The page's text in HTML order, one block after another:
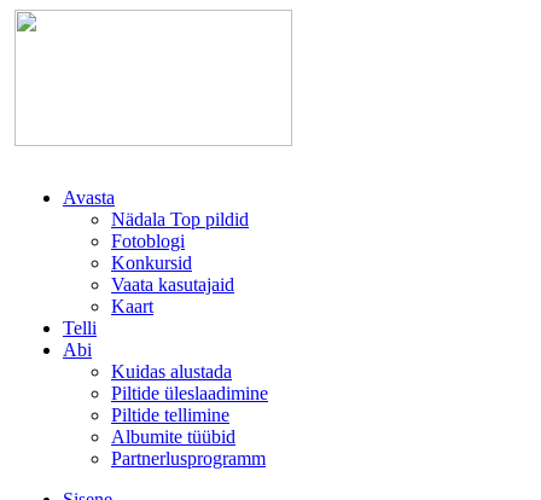
Avasta
Nädala Top pildid
Fotoblogi
Konkursid
Vaata kasutajaid
Kaart
Telli
Abi
Kuidas alustada
Piltide üleslaadimine
Piltide tellimine
Albumite tüübid
Partnerlusprogramm